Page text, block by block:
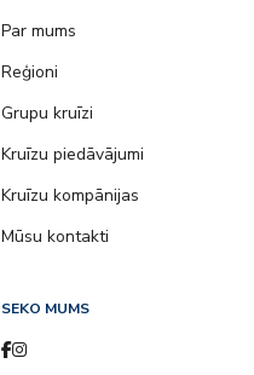
Par mums
Reģioni
Grupu kruīzi
Kruīzu piedāvājumi
Kruīzu kompānijas
Mūsu kontakti
SEKO MUMS